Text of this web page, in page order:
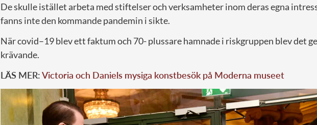
De skulle istället arbeta med stiftelser och verksamheter inom deras egna
fanns inte den kommande pandemin i sikte.
När covid–19 blev ett faktum och 70- plussare hamnade i riskgruppen blev det
krävande.
LÄS MER:Victoria och Daniels mysiga konstbesök på Moderna museet